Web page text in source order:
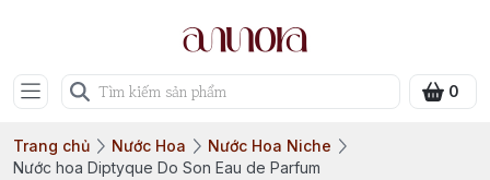
0
Trang chủ Nước Hoa
Nước Hoa Niche
Nước hoa Diptyque Do Son Eau de Parfum